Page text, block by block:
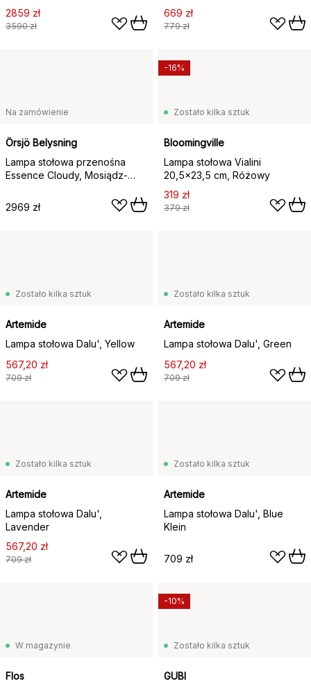
2859 zł
3590 zł
669 zł
779 zł
Na zamówienie
Örsjö Belysning
Lampa stołowa przenośna
Essence Cloudy, Mosiądz-
2969 zł
Zostało kilka sztuk
Bloomingville
Lampa stołowa Vialini
20,5x23,5 cm, Różowy
319 zł
379 zł
-16%
Zostało kilka sztuk
Artemide
Lampa stołowa Dalu', Yellow
567,20 zł
709 zł
Zostało kilka sztuk
Artemide
Lampa stołowa Dalu', Green
567,20 zł
709 zł
Zostało kilka sztuk
Artemide
Lampa stołowa Dalu',
Lavender
567,20 zł
709 zł
Zostało kilka sztuk
Artemide
Lampa stołowa Dalu', Blue
Klein
709 zł
W magazynie
Flos
Zostało kilka sztuk
GUBI
-10%